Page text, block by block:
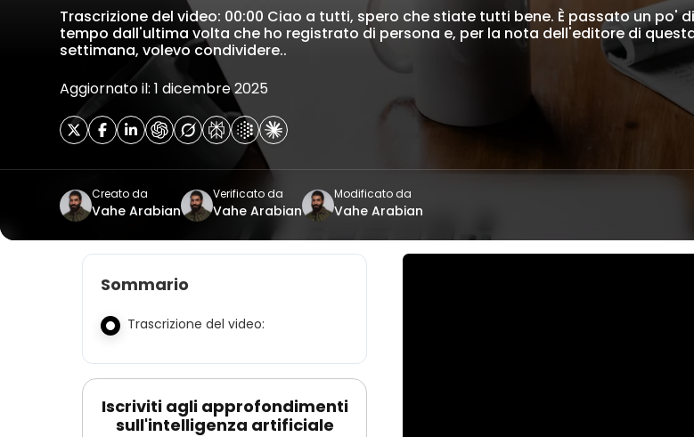
Trascrizione del video: 00:00 Ciao a tutti, spero che stiate tutti bene. È passato un po' di
tempo dall'ultima volta che ho registrato di persona e, per la nota dell'editore di
settimana, volevo condividere..
Aggiornato il: 1 dicembre 2025
Creato da
Vahe Arabian
Verificato da
Vahe Arabian
Modificato da
Vahe Arabian
Sommario
Trascrizione del video:
Iscriviti agli approfondimenti
sull'intelligenza artificiale